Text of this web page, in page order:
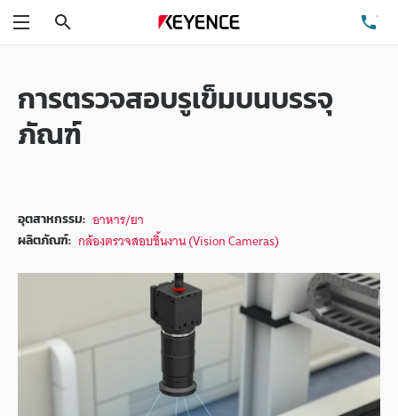
การตรวจสอบรูเข็มบนบรรจุ
ภัณฑ์
อุตสาหกรรม: อาหาร/ยา
ผลิตภัณฑ์: กล้องตรวจสอบชิ้นงาน (Vision Cameras)